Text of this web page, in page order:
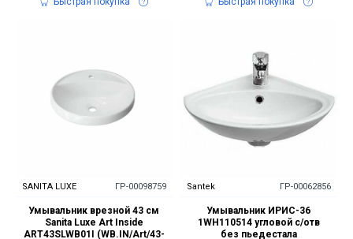
SANITA LUXE ГР-00098759
Умывальник врезной 43 см
Sanita Luxe Art Inside
ART43SLWB01I (WB.IN/Art/43-
Santek ГР-00062856
Умывальник ИРИС-36
1WH110514 угловой с/отв
без пьедестала